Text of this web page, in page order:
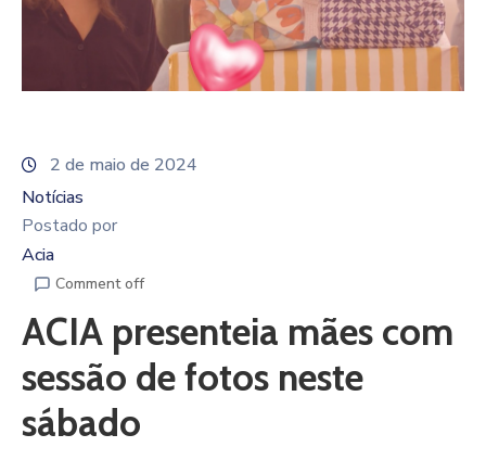
2 de maio de 2024
Notícias
Postado por
Acia
Comment off
ACIA presenteia mães com
sessão de fotos neste
sábado